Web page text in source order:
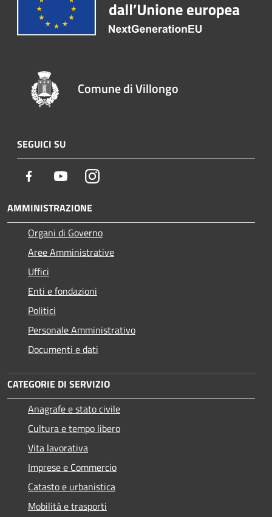
Comune di Villongo
SEGUICI SU
Facebook YoutubeInstagram
AMMINISTRAZIONE
Organi di Governo
Aree Amministrative
Uffici
Enti e fondazioni
Politici
Personale Amministrativo
Documenti e dati
CATEGORIE DI SERVIZIO
Anagrafe e stato civile
Cultura e tempo libero
Vita lavorativa
Imprese e Commercio
Catasto e urbanistica
Mobilità e trasporti